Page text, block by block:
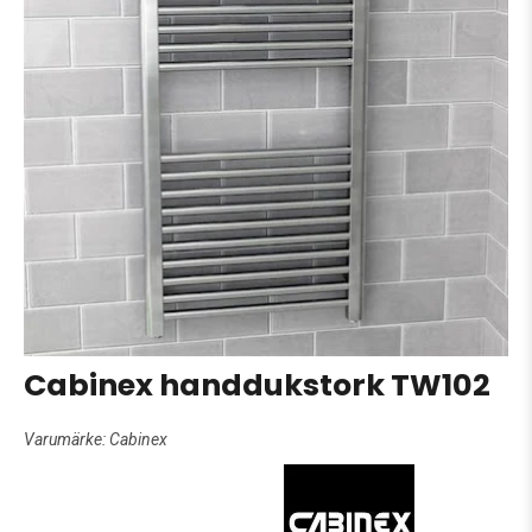
Cabinex handdukstork TW102
Varumärke: Cabinex